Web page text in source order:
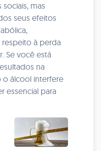
mas
seus efeitos
à perda
Se você está
na
o álcool interfere
essencial para